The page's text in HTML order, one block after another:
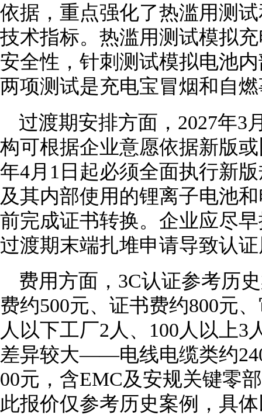
依据，重点强化了热滥用测
技术指标。热滥用测试模拟
安全性，针刺测试模拟电池
两项测试是充电宝冒烟和自
过渡期安排方面，2027年3
构可根据企业意愿依据新版
年4月1日起必须全面执行新
及其内部使用的锂离子电池
前完成证书转换。企业应尽
过渡期末端扎堆申请导致认
费用方面，3C认证参考历
费约500元、证书费约800元
人以下工厂2人、100人以上
差异较大——电线电缆类约
00元，含EMC及安规关键零
此报价仅参考历史案例，具